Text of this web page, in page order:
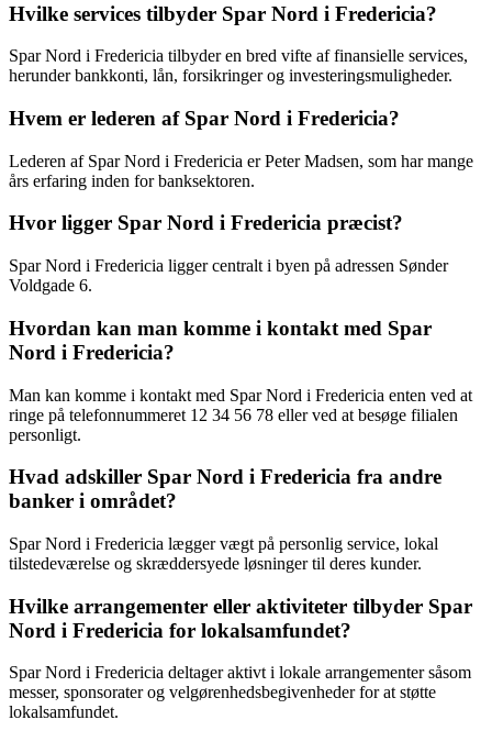
Hvilke services tilbyder Spar Nord i Fredericia?
Spar Nord i Fredericia tilbyder en bred vifte af finansielle services,
herunder bankkonti, lån, forsikringer og investeringsmuligheder.
Hvem er lederen af Spar Nord i Fredericia?
Lederen af Spar Nord i Fredericia er Peter Madsen, som har mange
års erfaring inden for banksektoren.
Hvor ligger Spar Nord i Fredericia præcist?
Spar Nord i Fredericia ligger centralt i byen på adressen Sønder
Voldgade 6.
Hvordan kan man komme i kontakt med Spar
Nord i Fredericia?
Man kan komme i kontakt med Spar Nord i Fredericia enten ved at
ringe på telefonnummeret 12 34 56 78 eller ved at besøge filialen
personligt.
Hvad adskiller Spar Nord i Fredericia fra andre
banker i området?
Spar Nord i Fredericia lægger vægt på personlig service, lokal
tilstedeværelse og skræddersyede løsninger til deres kunder.
Hvilke arrangementer eller aktiviteter tilbyder Spar
Nord i Fredericia for lokalsamfundet?
Spar Nord i Fredericia deltager aktivt i lokale arrangementer såsom
messer, sponsorater og velgørenhedsbegivenheder for at støtte
lokalsamfundet.